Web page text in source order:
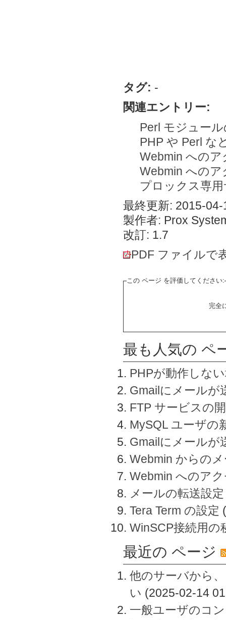
タグ: -
関連エントリー:
Perl モジュー
PHP や Perl な
Webmin への
Webmin への
プロックス専
最終更新: 2015-
製作者: Prox
改訂: 1.7
PDF ファイルで
この ページ を評価してください:
完全
最も人気の ペ
PHPが動作しな
Gmailにメールが
FTP サービスの
MySQL ユーザの
Gmailにメールが
Webmin からの
Webmin へのア
メールの転送設定
Tera Term の設定
WinSCP接続用の
最近の ページ
他のサーバから
い (2025-02-14
一般ユーザのコ